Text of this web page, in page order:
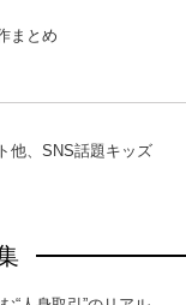
まとめ
他、SNS話題キッズ